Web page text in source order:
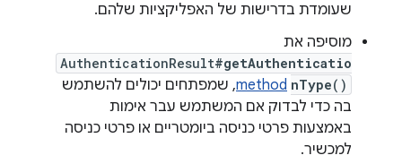
שעומדת בדרישות של האפליקציות שלהם.
מוסיפה את
AuthenticationResult#getAuthenticatio
nType()
method, שמפתחים יכולים להשתמש
בה כדי לבדוק אם המשתמש עבר אימות
באמצעות פרטי כניסה ביומטריים או פרטי כניסה
למכשיר.